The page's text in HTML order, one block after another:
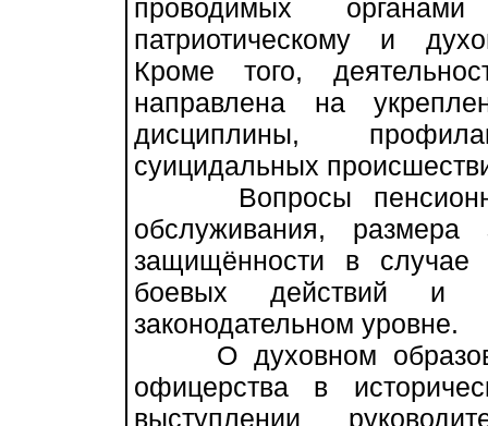
проводимых
патриотическому и
Кроме того,
направлена на
дисциплины,
суицидальных
Вопросы
обслуживания, размера
защищённости в
боевых действий и
законодательном уровне.
О духовном
офицерства в
выступлении